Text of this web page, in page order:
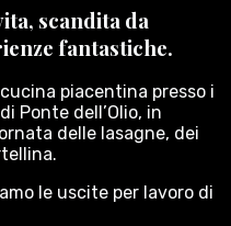
scandita da
fantastiche.
piacentina presso i
Ponte dell’Olio, in
delle lasagne, dei
le uscite per lavoro di